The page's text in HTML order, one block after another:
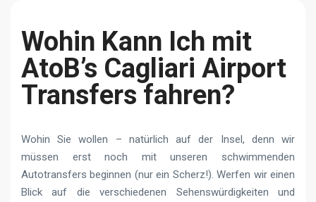
Wohin Kann Ich mit
AtoB’s Cagliari Airport
Transfers fahren?
Wohin Sie wollen – natürlich auf der Insel, denn wir
müssen erst noch mit unseren schwimmenden
Autotransfers beginnen (nur ein Scherz!). Werfen wir einen
Blick auf die verschiedenen Sehenswürdigkeiten und